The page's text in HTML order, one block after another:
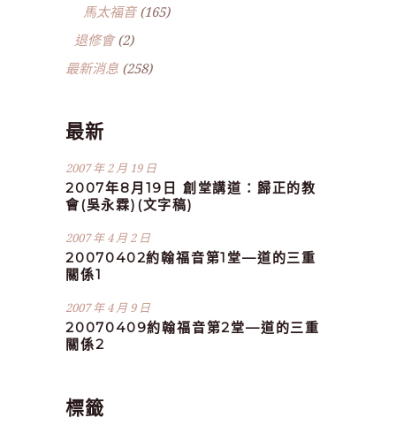
馬太福音(165)
退修會(2)
最新消息 (258)
最新
2007 年 2 月 19 日
2007年8月19日 創堂講道：歸正的教
會(吳永霖)(文字稿)
2007 年 4 月 2 日
20070402約翰福音第1堂—道的三重
關係1
2007 年 4 月 9 日
20070409約翰福音第2堂—道的三重
關係2
標籤